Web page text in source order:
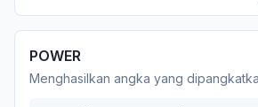
POWER
Menghasilkan angka yang